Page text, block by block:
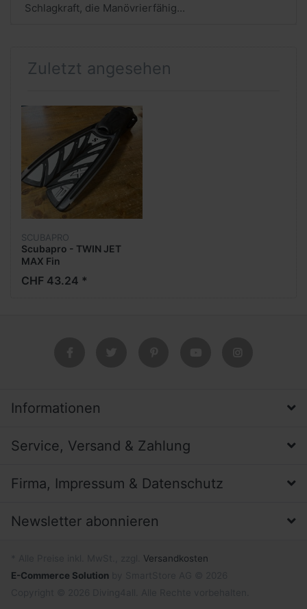
Schlagkraft, die Manövrierfähig...
Zuletzt angesehen
SCUBAPRO
Scubapro - TWIN JET
MAX Fin
CHF 43.24 *
Informationen
Service, Versand & Zahlung
Firma, Impressum & Datenschutz
Newsletter abonnieren
Versandkosten
E-Commerce Solution